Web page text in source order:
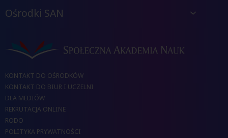
Ośrodki SAN
KONTAKT DO OŚRODKÓW
KONTAKT DO BIUR I UCZELNI
DLA MEDIÓW
REKRUTACJA ONLINE
RODO
POLITYKA PRYWATNOŚCI